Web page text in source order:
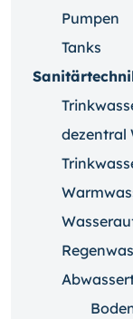
Pumpen
Tanks
dezentral